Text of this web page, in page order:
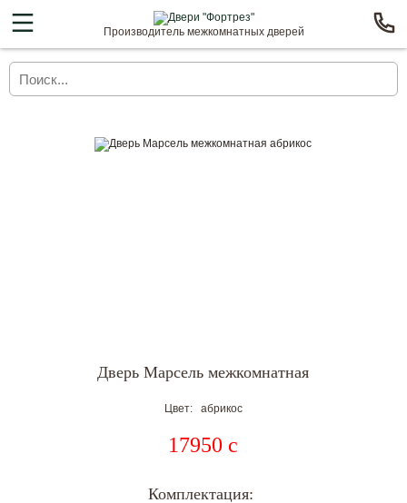
Производитель межкомнатных дверей
Дверь Марсель межкомнатная
Цвет: абрикос
17950 c
Комплектация: